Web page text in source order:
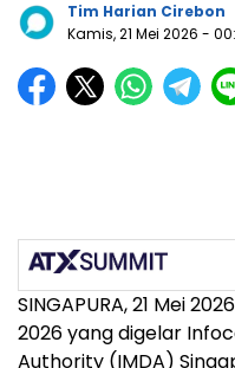
Tim Harian Cirebon
Kamis, 21 Mei 2026 -
SINGAPURA, 21 Mei
2026 yang digelar
Authority (IMDA)